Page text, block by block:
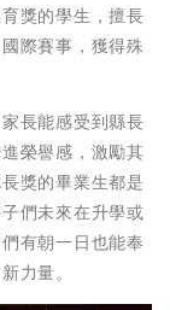
獎的學生，擅長
際賽事，獲得殊
長能感受到縣長
榮譽感，激勵其
獎的畢業生都是
們未來在升學或
有朝一日也能奉
力量。